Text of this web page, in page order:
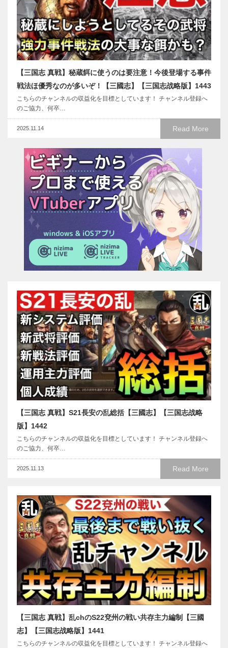
【三国志 真戦】秘蔵餌に使うのは要注意！今後登場する事件
戦法ほ優秀なのが多いぞ！【三國志】【三国志战略版】1443
こちらのチャンネルの収益化を目標としています！ チャンネル登録へ
のご協力、何卒…
Read More
2025.11.14
【三国志 真戦】S21長安の乱総括【三國志】【三国志战略
版】1442
こちらのチャンネルの収益化を目標としています！ チャンネル登録へ
のご協力、何卒…
Read More
2025.11.13
【三国志 真戦】乱chのS22兗州の戦い共存主力編制【三國
志】【三国志战略版】1441
こちらのチャンネルの収益化を目標としています！ チャンネル登録へ